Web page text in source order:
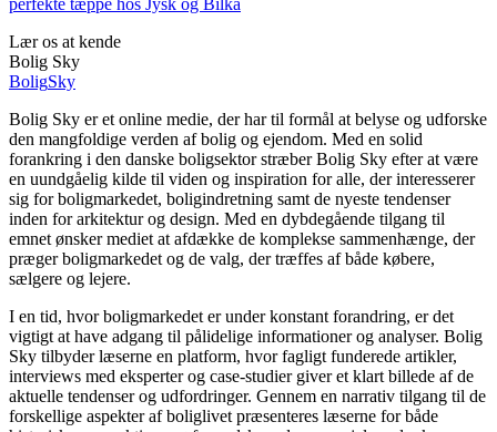
Lær os at kende
Bolig Sky
BoligSky
Bolig Sky er et online medie, der har til formål at belyse og udforske
den mangfoldige verden af bolig og ejendom. Med en solid
forankring i den danske boligsektor stræber Bolig Sky efter at være
en uundgåelig kilde til viden og inspiration for alle, der interesserer
sig for boligmarkedet, boligindretning samt de nyeste tendenser
inden for arkitektur og design. Med en dybdegående tilgang til
emnet ønsker mediet at afdække de komplekse sammenhænge, der
præger boligmarkedet og de valg, der træffes af både købere,
sælgere og lejere.
I en tid, hvor boligmarkedet er under konstant forandring, er det
vigtigt at have adgang til pålidelige informationer og analyser. Bolig
Sky tilbyder læserne en platform, hvor fagligt funderede artikler,
interviews med eksperter og case-studier giver et klart billede af de
aktuelle tendenser og udfordringer. Gennem en narrativ tilgang til de
forskellige aspekter af boliglivet præsenteres læserne for både